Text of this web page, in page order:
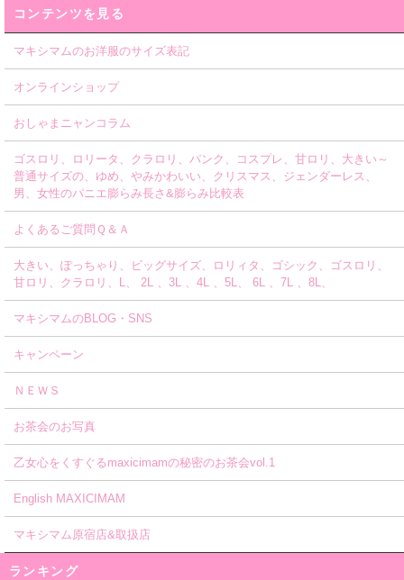
コンテンツを見る
マキシマムのお洋服のサイズ表記
オンラインショップ
おしゃまニャンコラム
ゴスロリ、ロリータ、クラロリ、パンク、コスプレ、甘ロリ、大きい～
普通サイズの、ゆめ、やみかわいい、クリスマス、ジェンダーレス、
男、女性のパニエ膨らみ長さ&膨らみ比較表
よくあるご質問Ｑ＆Ａ
大きい、ぽっちゃり、ビッグサイズ、ロリィタ、ゴシック、ゴスロリ、
甘ロリ、クラロリ、L、 2L 、3L 、4L 、5L、 6L 、7L 、8L、
マキシマムのBLOG・SNS
キャンペーン
ＮＥＷＳ
お茶会のお写真
乙女心をくすぐるmaxicimamの秘密のお茶会vol.1
English MAXICIMAM
マキシマム原宿店&取扱店
ランキング